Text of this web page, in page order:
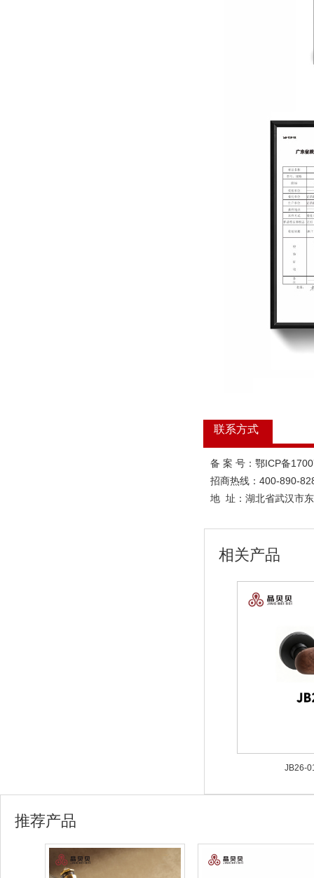
联系方式
备 案 号：鄂ICP备
招商热线：400-890-
地 址： 湖北省武汉市
相关产品
JB26-
推荐产品